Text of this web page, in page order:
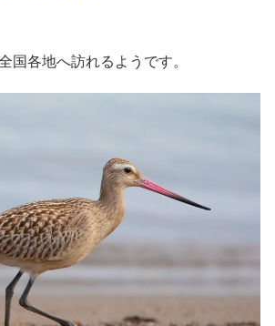
国各地へ訪れるようです。